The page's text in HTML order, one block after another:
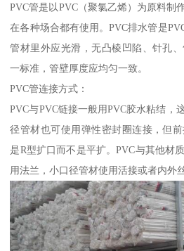
PVC管是以PVC（聚氯乙烯）为原料制
在各种场合都有使用。PVC排水管是
管材里外应光滑，无凸棱凹陷、针孔
一标准，管壁厚度应均匀一致。
PVC管连接方式：
PVC与PVC链接一般用PVC胶水粘结，
径管材也可使用弹性密封圈连接，但
是R型扩口而不是平扩。PVC与其他材
用法兰，小口径管材使用活接或者内外